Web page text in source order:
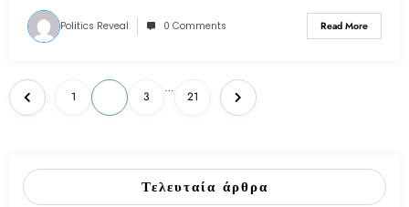
Politics Reveal 0 Comments Read More
1 3
…
21
Τελευταία άρθρα